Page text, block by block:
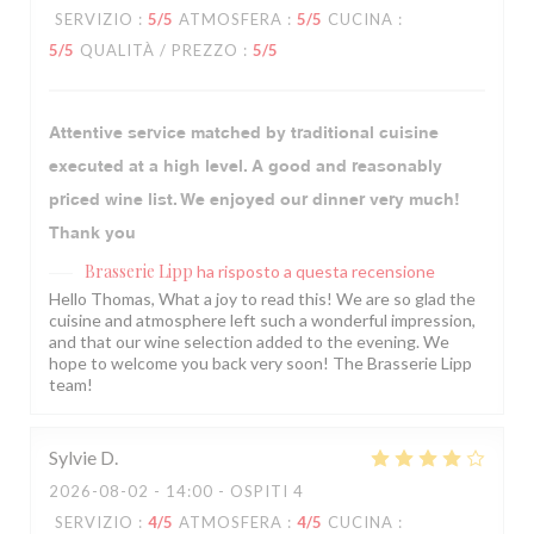
SERVIZIO : 5/5 ATMOSFERA : 5/5 CUCINA :
5/5 QUALITÀ / PREZZO : 5/5
Attentive service matched by traditional cuisine
executed at a high level. A good and reasonably
priced wine list. We enjoyed our dinner very much!
Thank you
Brasserie Lipp ha risposto a questa recensione
Hello Thomas, What a joy to read this! We are so glad the
cuisine and atmosphere left such a wonderful impression,
and that our wine selection added to the evening. We
hope to welcome you back very soon! The Brasserie Lipp
team!
Sylvie D
2026-08-02 - 14:00 - OSPITI 4
SERVIZIO : 4/5 ATMOSFERA : 4/5 CUCINA :